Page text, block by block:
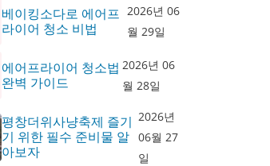
베이킹소다로 에어프
라이어 청소 비법
2026년 06
월 29일
에어프라이어 청소법
완벽 가이드
2026년 06
월 28일
평창더위사냥축제 즐기
기 위한 필수 준비물 알
아보자
2026년
06월 27
일